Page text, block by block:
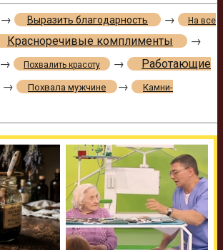
→ Выразить благодарность → На все
Красноречивые комплименты →
→ Похвалить красоту →
Работающие
→ Похвала мужчине →
Камни-